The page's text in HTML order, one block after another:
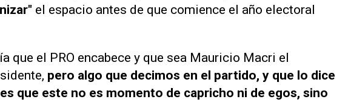
el espacio antes de que comience el año electoral
que el PRO encabece y que sea Mauricio Macri el
pero algo que decimos en el partido, y que lo dice
que este no es momento de capricho ni de egos, sino